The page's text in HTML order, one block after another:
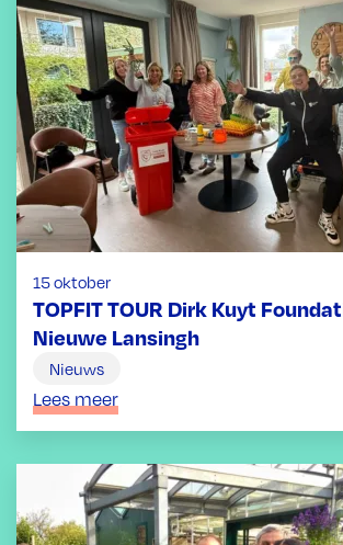
TOPFIT TOUR Dirk Kuyt
Nieuwe Lansingh
15 oktober
Nieuws
Lees meer